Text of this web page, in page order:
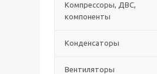
Компрессоры, ДВС,
компоненты
Конденсаторы
Вентиляторы